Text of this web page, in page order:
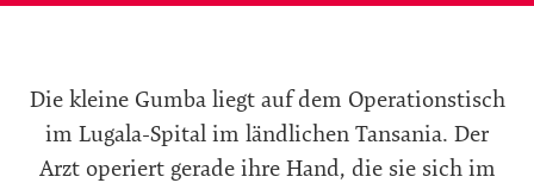
Die kleine Gumba liegt auf dem Operationstisch
im Lugala-Spital im ländlichen Tansania. Der
Arzt operiert gerade ihre Hand, die sie sich im